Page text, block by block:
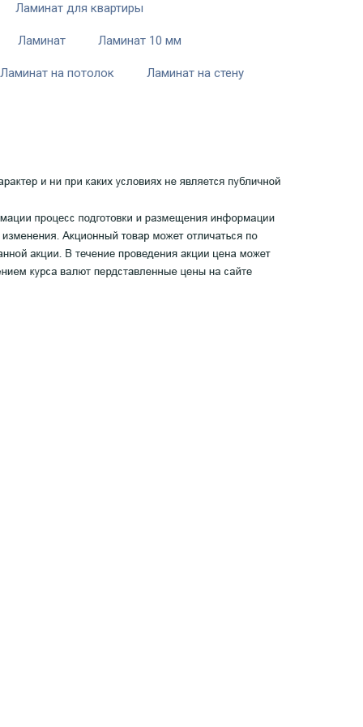
Ламинат для квартиры
Ламинат Ламинат 10 мм
Ламинат на потолок Ламинат на стену